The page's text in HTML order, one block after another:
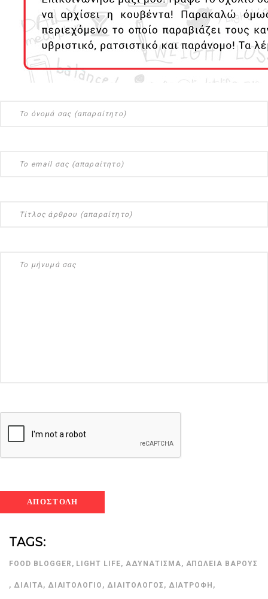
TAGS:
FOOD BLOGGER , LIGHT LIFE, ΑΔΥΝΆΤΙΣΜΑ, ΑΠΏΛΕΙΑ ΒΆΡΟΥΣ
, ΔΊΑΙΤΑ, ΔΙΑΙΤΟΛΌΓΙΟ , ΔΙΑΙΤΟΛΌΓΟΣ , ΔΙΑΤΡΟΦΉ ,